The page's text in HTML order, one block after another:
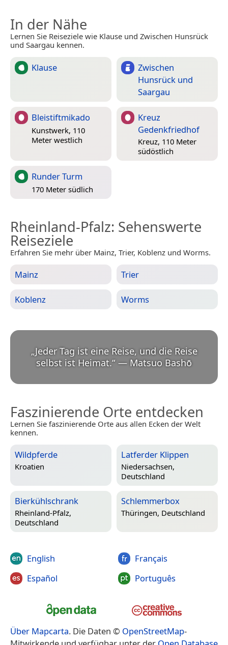
In der Nähe
Lernen Sie Reiseziele wie Klause und Zwischen Hunsrück
und Saargau kennen.
Klause
Zwischen
Hunsrück und
Saargau
Bleistiftmikado
Kunstwerk, 110
Meter westlich
Kreuz
Gedenkfriedhof
Kreuz, 110 Meter
südöstlich
Runder Turm
170 Meter südlich
Rheinland-Pfalz: Sehenswerte
Reiseziele
Erfahren Sie mehr über Mainz, Trier, Koblenz und Worms.
Mainz Trier
Koblenz Worms
„Jeder Tag ist eine Reise, und die Reise
selbst ist Heimat.“ — Matsuo Bashō
Faszinierende Orte entdecken
Lernen Sie faszinierende Orte aus allen Ecken der Welt
kennen.
Wildpferde
Kroatien
Latferder Klippen
Niedersachsen,
Deutschland
Bierkühlschrank
Rheinland-Pfalz,
Deutschland
Schlemmerbox
Thüringen, Deutschland
English
Español
Français
Português
Über Mapcarta. Die Daten © OpenStreetMap-